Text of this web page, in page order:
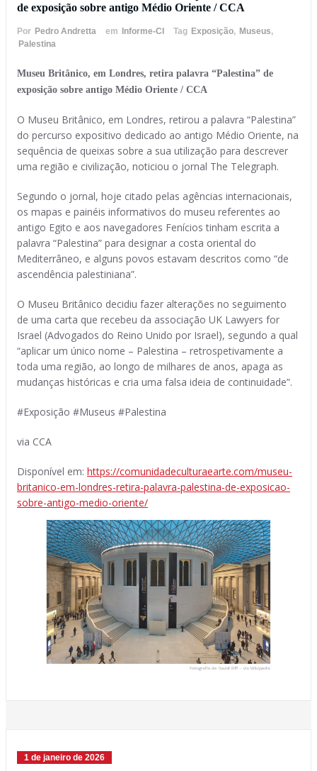
de exposição sobre antigo Médio Oriente / CCA
Por Pedro Andretta em Informe-CI Tag Exposição, Museus,
Palestina
Museu Britânico, em Londres, retira palavra “Palestina” de
exposição sobre antigo Médio Oriente / CCA
O Museu Britânico, em Londres, retirou a palavra “Palestina”
do percurso expositivo dedicado ao antigo Médio Oriente, na
sequência de queixas sobre a sua utilização para descrever
uma região e civilização, noticiou o jornal The Telegraph.
Segundo o jornal, hoje citado pelas agências internacionais,
os mapas e painéis informativos do museu referentes ao
antigo Egito e aos navegadores Fenícios tinham escrita a
palavra “Palestina” para designar a costa oriental do
Mediterrâneo, e alguns povos estavam descritos como “de
ascendência palestiniana”.
O Museu Britânico decidiu fazer alterações no seguimento
de uma carta que recebeu da associação UK Lawyers for
Israel (Advogados do Reino Unido por Israel), segundo a qual
“aplicar um único nome – Palestina – retrospetivamente a
toda uma região, ao longo de milhares de anos, apaga as
mudanças históricas e cria uma falsa ideia de continuidade”.
#Exposição #Museus #Palestina
via CCA
Disponível em: https://comunidadeculturaearte.com/museu-
britanico-em-londres-retira-palavra-palestina-de-exposicao-
sobre-antigo-medio-oriente/
1 de janeiro de 2026